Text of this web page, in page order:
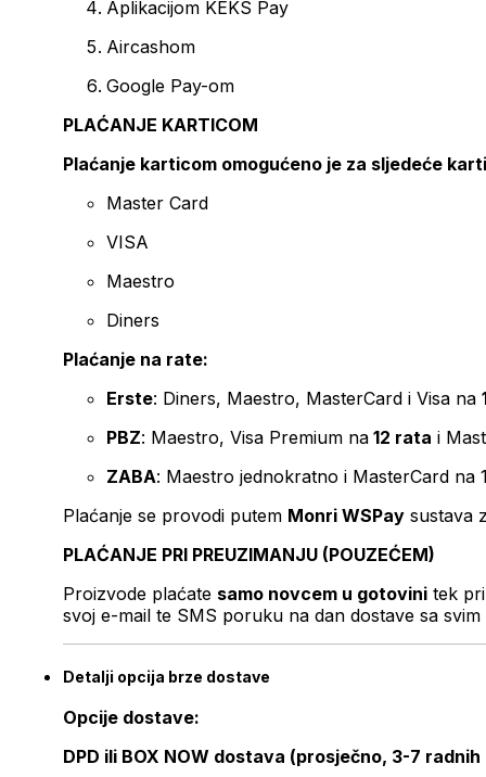
Aplikacijom KEKS Pay
Aircashom
Google Pay-om
PLAĆANJE KARTICOM
Plaćanje karticom omogućeno je za sljedeće
Master Card
VISA
Maestro
Diners
Plaćanje na rate:
Erste: Diners, Maestro, MasterCard i Visa na
PBZ: Maestro, Visa Premium na 12 rata i
ZABA: Maestro jednokratno i MasterCard na
Plaćanje se provodi putem Monri WSPay sustava
PLAĆANJE PRI PREUZIMANJU (POUZEĆEM)
Proizvode plaćate samo novcem u gotovini tek
svoj e-mail te SMS poruku na dan dostave sa svim
Detalji opcija brze dostave
Opcije dostave:
DPD ili BOX NOW dostava (prosječno, 3-7 radnih